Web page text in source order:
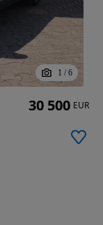
1 / 6
30 500 EUR